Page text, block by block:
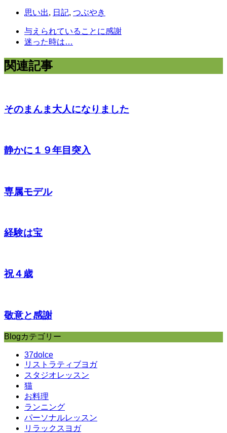
思い出, 日記, つぶやき
与えられていることに感謝
迷った時は…
関連記事
そのまんま大人になりました
静かに１９年目突入
専属モデル
経験は宝
祝４歳
敬意と感謝
Blogカテゴリー
37dolce
リストラティブヨガ
スタジオレッスン
猫
お料理
ランニング
パーソナルレッスン
リラックスヨガ